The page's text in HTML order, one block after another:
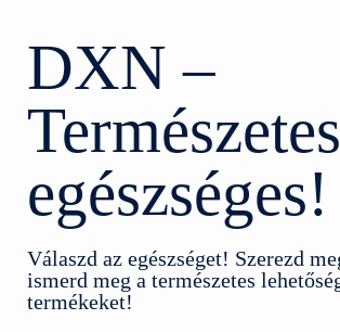
DXN –
egészséges!
Válaszd az egészséget! Szerezd
ismerd meg a természetes
termékeket!